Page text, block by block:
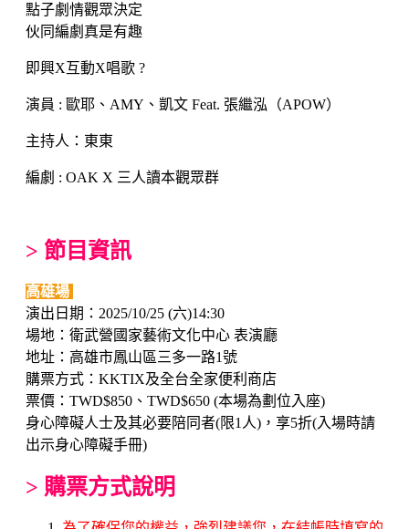
點子劇情觀眾決定
伙同編劇真是有趣
即興X互動X唱歌 ?
演員 : 歐耶、AMY、凱文 Feat. 張繼泓（APOW）
主持人：東東
編劇 : OAK X 三人讀本觀眾群
> 節目資訊
高雄場
演出日期：2025/10/25 (六)14:30
場地：衛武營國家藝術文化中心 表演廳
地址：高雄市鳳山區三多一路1號
購票方式：KKTIX及全台全家便利商店
票價：TWD$850、TWD$650 (本場為劃位入座)
身心障礙人士及其必要陪同者(限1人)，享5折(入場時請
出示身心障礙手冊)
> 購票方式說明